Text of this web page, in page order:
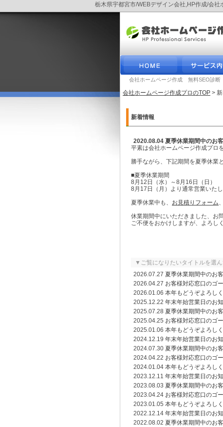
栃木県宇都宮市/WEBデザイン会社,HP作成/会
会社ホームページ作成 無料SEO診断
会社ホームページ作成プロのTOP >
新着情報
2020.08.04 夏季休業期間中のお
平素は会社ホームページ作成プロ
勝手ながら、下記期間を夏季休業
■夏季休業期間
8月12日（水）～8月16日（日）
8月17日（月）より通常営業いたし
夏季休業中も、 お見積りフォーム、
休業期間中にいただきました、お
ご不便をおかけしますが、よろし
▼ご覧になりたいタイトルを選ん
2026.07.27 夏季休業期間中のお
2026.04.27 お客様対応窓口のゴ
2026.01.06 本年もどうぞよろし
2025.12.22 年末年始営業日のお
2025.07.28 夏季休業期間中のお
2025.04.25 お客様対応窓口のゴ
2025.01.06 本年もどうぞよろし
2024.12.19 年末年始営業日のお
2024.07.30 夏季休業期間中のお
2024.04.22 お客様対応窓口のゴ
2024.01.04 本年もどうぞよろし
2023.12.11 年末年始営業日のお
2023.08.03 夏季休業期間中のお
2023.04.24 お客様対応窓口のゴ
2023.01.05 本年もどうぞよろし
2022.12.14 年末年始営業日のお
2022.08.02 夏季休業期間中のお